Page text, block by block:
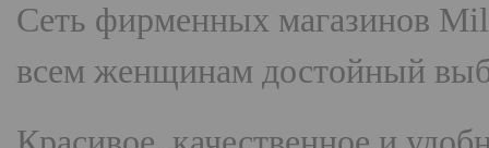
Сеть фирменных магазинов
всем женщинам достойный